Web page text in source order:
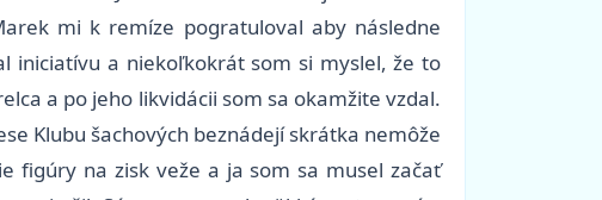
mi k remíze pogratuloval aby následne
iniciatívu a niekoľkokrát som si myslel, že to
a po jeho likvidácii som sa okamžite vzdal.
Klubu šachových beznádejí skrátka nemôže
figúry na zisk veže a ja som sa musel začať